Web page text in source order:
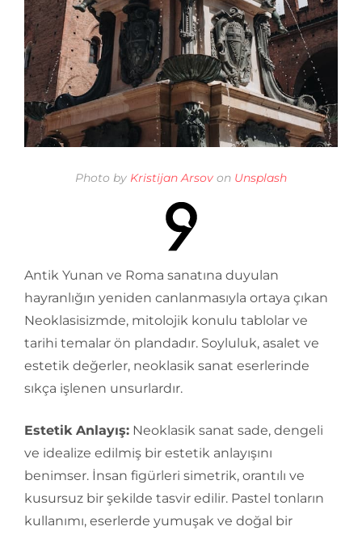
Photo by Kristijan Arsov on Unsplash
Antik Yunan ve Roma sanatına duyulan
hayranlığın yeniden canlanmasıyla ortaya çıkan
Neoklasisizmde, mitolojik konulu tablolar ve
tarihi temalar ön plandadır. Soyluluk, asalet ve
estetik değerler, neoklasik sanat eserlerinde
sıkça işlenen unsurlardır.
Estetik Anlayış: Neoklasik sanat sade, dengeli
ve idealize edilmiş bir estetik anlayışını
benimser. İnsan figürleri simetrik, orantılı ve
kusursuz bir şekilde tasvir edilir. Pastel tonların
kullanımı, eserlerde yumuşak ve doğal bir